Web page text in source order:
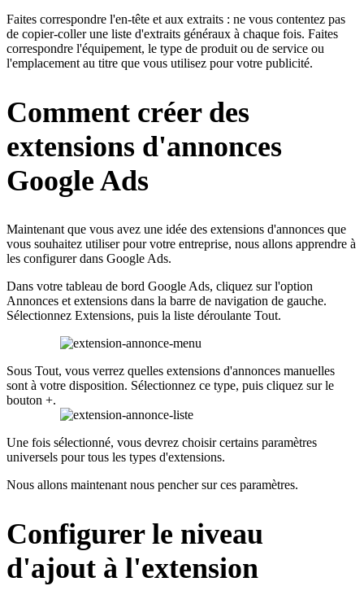
Faites correspondre l'en-tête et aux extraits : ne vous contentez pas
de copier-coller une liste d'extraits généraux à chaque fois. Faites
correspondre l'équipement, le type de produit ou de service ou
l'emplacement au titre que vous utilisez pour votre publicité.
Comment créer des
extensions d'annonces
Google Ads
Maintenant que vous avez une idée des extensions d'annonces que
vous souhaitez utiliser pour votre entreprise, nous allons apprendre à
les configurer dans Google Ads.
Dans votre tableau de bord Google Ads, cliquez sur l'option
Annonces et extensions dans la barre de navigation de gauche.
Sélectionnez Extensions, puis la liste déroulante Tout.
Sous Tout, vous verrez quelles extensions d'annonces manuelles
sont à votre disposition. Sélectionnez ce type, puis cliquez sur le
bouton +.
Une fois sélectionné, vous devrez choisir certains paramètres
universels pour tous les types d'extensions.
Nous allons maintenant nous pencher sur ces paramètres.
Configurer le niveau
d'ajout à l'extension